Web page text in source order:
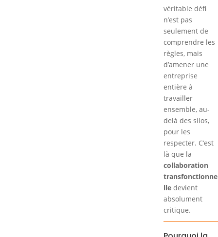
véritable défi
n’est pas
seulement de
comprendre les
règles, mais
d’amener une
entreprise
entière à
travailler
ensemble, au-
delà des silos,
pour les
respecter. C’est
là que la
collaboration
transfonctionne
lle devient
absolument
critique.